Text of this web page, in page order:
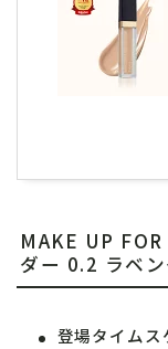
MAKE UP
ダー 0.2 ラベン
登場タイムス